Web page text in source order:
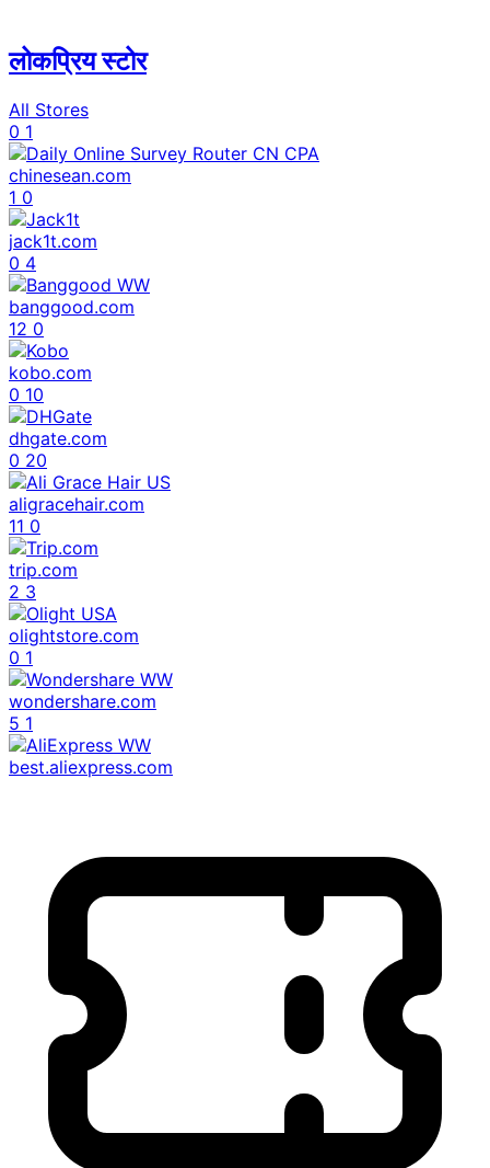
लोकप्रिय स्टोर
All Stores
0 1
chinesean.com
1 0
jack1t.com
0 4
banggood.com
12 0
kobo.com
0 10
dhgate.com
0 20
aligracehair.com
11 0
trip.com
2 3
olightstore.com
0 1
wondershare.com
5 1
best.aliexpress.com